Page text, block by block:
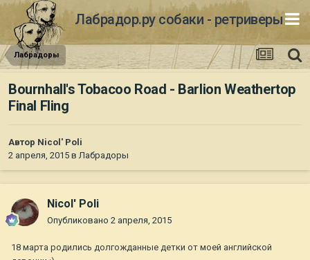
Лабрадор.ру собаки - ретриверы
Лабрадоры
Bournhall's Tobacoo Road - Barlion Weathertop
Final Fling
Автор Nicol' Poli
2 апреля, 2015 вЛабрадоры
Nicol' Poli
Опубликовано 2 апреля, 2015
18 марта родились долгожданные детки от моей английской